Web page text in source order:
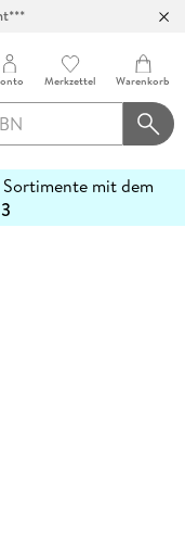
Merkzettel Warenkorb
mit dem